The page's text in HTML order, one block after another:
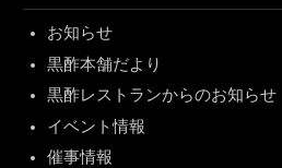
お知らせ
黒酢本舗だより
黒酢レストランからのお知らせ
イベント情報
催事情報